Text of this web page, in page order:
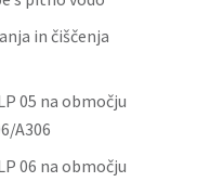
in čiščenja
05 na območju
A306
06 na območju